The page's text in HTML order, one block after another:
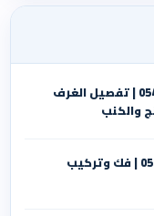
تفصيل أبواب بمكة 0546138860 | تفصيل الغرف
والكنب
نجار الشبيكة بمكة 0546138860⁩ | فك وتركيب